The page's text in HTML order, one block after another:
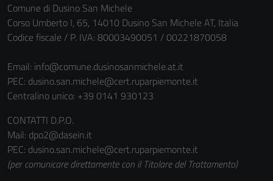
Comune di Dusino San Michele
Corso Umberto I, 65, 14010 Dusino San Michele AT, Italia
Codice fiscale / P. IVA: 80003490051 / 00221870058
Email: info@comune.dusinosanmichele.at.it
PEC: dusino.san.michele@cert.ruparpiemonte.it
Centralino unico: +39 0141 930123
CONTATTI D.P.O.
Mail: dpo2@dasein.it
PEC: dusino.san.michele@cert.ruparpiemonte.it
(per comunicare direttamente con il Titolare del Trattamento)
informazioni
personali.